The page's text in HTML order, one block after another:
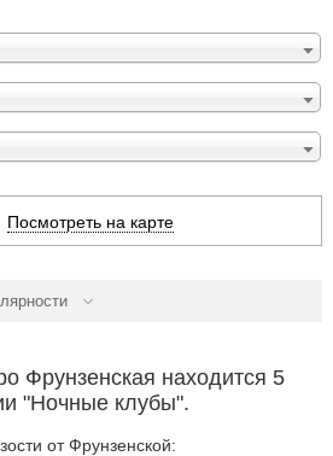
Посмотреть на карте
Фрунзенская находится 5
"Ночные клубы".
от Фрунзенской: